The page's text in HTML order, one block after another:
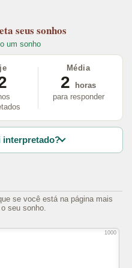
seus sonhos
um sonho
Média
2
horas
para responder
interpretado?
se você está na página mais
seu sonho.
1000